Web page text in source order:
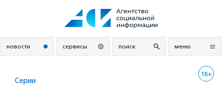
новости сервисы поиск меню
18+
Серии